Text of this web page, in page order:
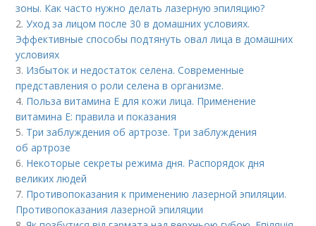
зоны. Как часто нужно делать лазерную эпиляцию?
2.Уход за лицом после 30 в домашних условиях.
Эффективные способы подтянуть овал лица в домашних
условиях
3. Избыток и недостаток селена. Современные
представления о роли селена в организме.
4. Польза витамина Е для кожи лица. Применение
витамина E: правила и показания
5. Три заблуждения об артрозе. Три заблуждения
об артрозе
6. Некоторые секреты режима дня. Распорядок дня
великих людей
7. Противопоказания к применению лазерной эпиляции.
Противопоказания лазерной эпиляции